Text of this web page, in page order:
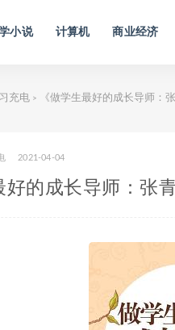
小说 计算机 商业经济
充电 > 《做学生最好的成长导师：
2021-04-04
好的成长导师：张